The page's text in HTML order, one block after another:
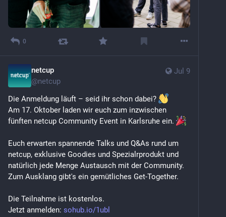
0
Jul 9
netcup
@netcup
Die Anmeldung läuft – seid ihr schon dabei?
Am 17. Oktober laden wir euch zum inzwischen
fünften netcup Community Event in Karlsruhe ein.
Euch erwarten spannende Talks und Q&As rund um
netcup, exklusive Goodies und Spezialrprodukt und
natürlich jede Menge Austausch mit der Community.
Zum Ausklang gibt's ein gemütliches Get-Together.
Die Teilnahme ist kostenlos.
Jetzt anmelden: sohub.io/1ubl